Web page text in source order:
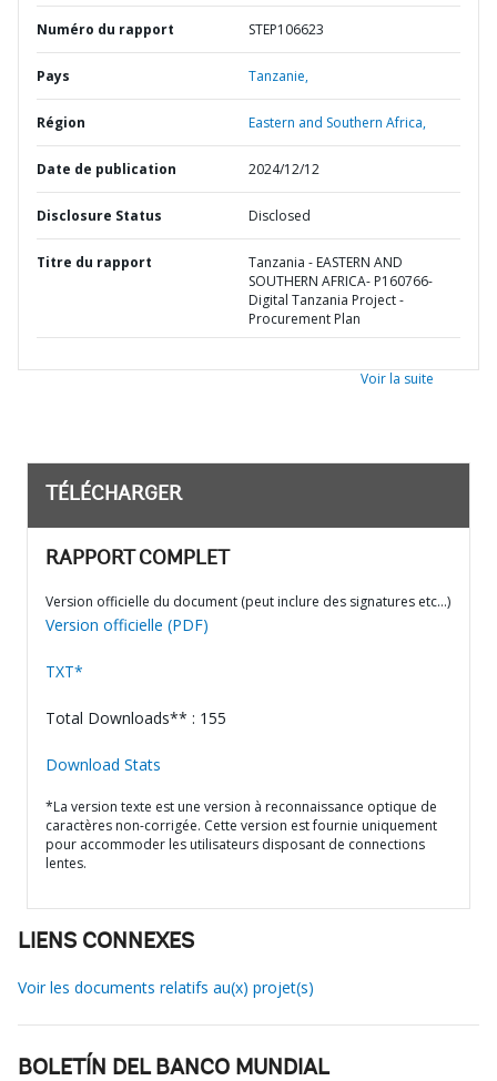
Numéro du rapport STEP106623
Pays Tanzanie,
Région Eastern and Southern Africa,
Date de publication 2024/12/12
Disclosure Status Disclosed
Titre du rapport
Tanzania - EASTERN AND
SOUTHERN AFRICA- P160766-
Digital Tanzania Project -
Procurement Plan
Voir la suite
TÉLÉCHARGER
RAPPORT COMPLET
Version officielle du document (peut inclure des signatures etc…)
Version officielle (PDF)
TXT*
Total Downloads** : 155
Download Stats
*La version texte est une version à reconnaissance optique de
caractères non-corrigée. Cette version est fournie uniquement
pour accommoder les utilisateurs disposant de connections
lentes.
LIENS CONNEXES
Voir les documents relatifs au(x) projet(s)
BOLETÍN DEL BANCO MUNDIAL